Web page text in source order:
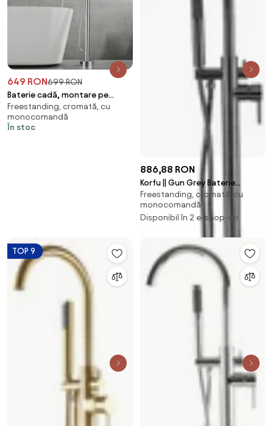
649 RON699 RON
Baterie cadă, montare pe
podea, Freestanding, Robinet
cadă cu gură pivotantă la 360
de grade, Duș de mână cu
Freestanding, cromată, cu
monocomandă
În stoc
886,88 RON
Korfu || Gun Grey Baterie
freestanding pentru cadă
Freestanding, cromată, cu
monocomandă
Disponibil în 2 e-shop-uri
TOP 9